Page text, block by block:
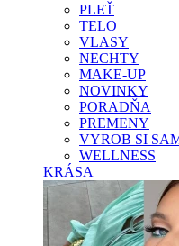
PLEŤ
TELO
VLASY
NECHTY
MAKE-UP
NOVINKY
PORADŇA
PREMENY
VYROB SI
WELLNESS
KRÁSA